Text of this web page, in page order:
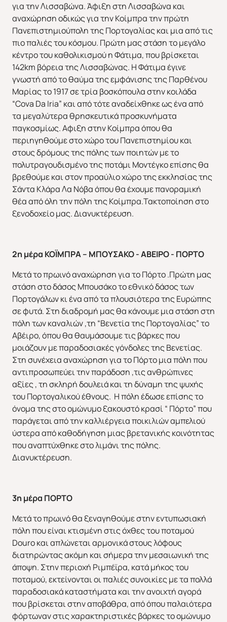
Απευθείας απο Ηράκλειο Εκτός Ευρώπης
για την Λισσαβώνα. Άφιξη στη Λισσαβώνα και
αναχώρηση οδικώς για την Κοίμπρα την πρώτη
Πανεπιστημιούπολη της Πορτογαλίας και μια από τις
πιο παλιές του κόσμου. Πρώτη μας στάση το μεγάλο
κέντρο του καθολικισμού η Φάτιμα, που βρίσκεται
142km βόρεια της Λισσαβώνας. H Φάτιμα έγινε
γνωστή από το θαύμα της εμφάνισης της Παρθένου
Μαρίας το 1917 σε τρία βοσκόπουλα στην κοιλάδα
“Cova Da Iria” και από τότε αναδείχθηκε ως ένα από
τα μεγαλύτερα θρησκευτικά προσκυνήματα
παγκοσμίως. Αφιξη στην Κοίμπρα όπου θα
περιηγηθούμε στο χώρο του Πανεπιστημίου και
στους δρόμους της πόλης των ποιητών με το
πολυτραγουδισμένο της ποτάμι Μοντέγκο επίσης θα
βρεθούμε και στον προαύλιο χώρο της εκκλησίας της
Σάντα Κλάρα Λα Νόβα όπου θα έχουμε πανοραμική
θέα από όλη την πόλη της Κοίμπρα.Τακτοποίηση στο
ξενοδοχείο μας. Διανυκτέρευση.
2η μέρα ΚΟΪΜΠΡΑ – ΜΠΟΥΣΑΚΟ - ΑΒΕΙΡΟ - ΠΟΡΤΟ
Μετά το πρωινό αναχώρηση για το Πόρτο .Πρώτη μας
στάση στο δάσος Μπουσάκο το εθνικό δάσος των
Πορτογάλων κι ένα από τα πλουσιότερα της Ευρώπης
σε φυτά. Στη διαδρομή μας θα κάνουμε μια στάση στη
πόλη των καναλιών ,τη “Βενετία της Πορτογαλίας” το
Αβέιρο, όπου θα θαυμάσουμε τις βάρκες που
μοιάζουν με παραδοσιακές γόνδολες της Βενετίας.
Στη συνέχεια αναχώρηση για το Πόρτο μια πόλη που
αντιπροσωπεύει την παράδοση ,τις ανθρώπινες
αξίες , τη σκληρή δουλειά και τη δύναμη της ψυχής
του Πορτογαλικού έθνους. Η πόλη έδωσε επίσης το
όνομα της στο ομώνυμο ξακουστό κρασί “ Πόρτο” που
παράγεται από την καλλιέργεια ποικιλιών αμπελιού
ύστερα από καθοδήγηση μιας βρετανικής κοινότητας
που αναπτύχθηκε στο λιμάνι της πόλης.
Διανυκτέρευση.
3η μέρα ΠΟΡΤΟ
Μετά το πρωινό θα ξεναγηθούμε στην εντυπωσιακή
πόλη που είναι κτισμένη στις όχθες του ποταμού
Douro και απλώνεται αρμονικά στους λόφους
διατηρώντας ακόμη και σήμερα την μεσαιωνική της
άποψη. Στην περιοχή Ριμπέϊρα, κατά μήκος του
ποταμού, εκτείνονται οι παλιές συνοικίες με τα πολλά
παραδοσιακά καταστήματα και την ανοιχτή αγορά
που βρίσκεται στην αποβάθρα, από όπου παλαιότερα
φόρτωναν στις χαρακτηριστικές βάρκες το ομώνυμο